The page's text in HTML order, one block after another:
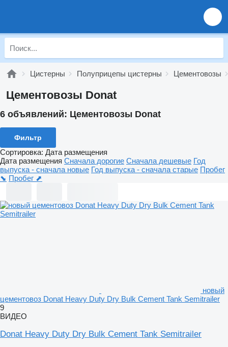
Цистерны Полуприцепы цистерны Цементовозы
Цементовозы Donat
6 объявлений: Цементовозы Donat
Фильтр
Сортировка: Дата размещения
Дата размещения Сначала дорогие Сначала дешевые Год
выпуска - сначала новые Год выпуска - сначала старые Пробег
⬊ Пробег ⬈
новый
цементовоз Donat Heavy Duty Dry Bulk Cement Tank Semitrailer
9
ВИДЕО
Donat Heavy Duty Dry Bulk Cement Tank Semitrailer